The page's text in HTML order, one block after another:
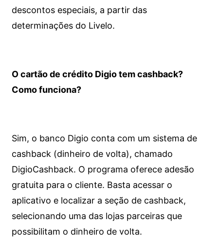
descontos especiais, a partir das
determinações do Livelo.
O cartão de crédito Digio tem cashback?
Como funciona?
Sim, o banco Digio conta com um sistema de
cashback (dinheiro de volta), chamado
DigioCashback. O programa oferece adesão
gratuita para o cliente. Basta acessar o
aplicativo e localizar a seção de cashback,
selecionando uma das lojas parceiras que
possibilitam o dinheiro de volta.